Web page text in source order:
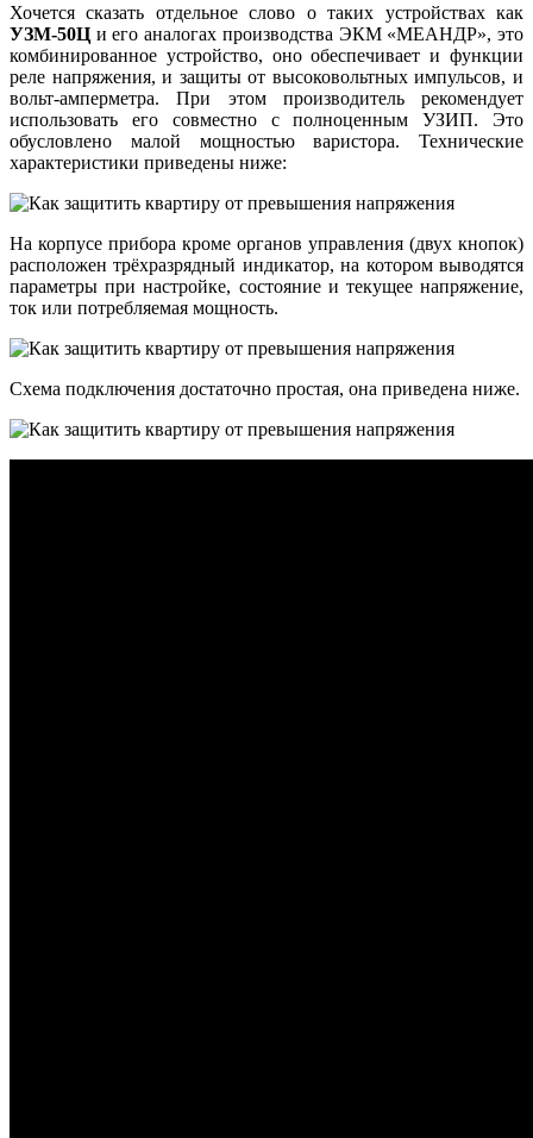
Хочется сказать отдельное слово о таких устройствах как
УЗМ-50Ц и его аналогах производства ЭКМ «МЕАНДР», это
комбинированное устройство, оно обеспечивает и функции
реле напряжения, и защиты от высоковольтных импульсов, и
вольт-амперметра. При этом производитель рекомендует
использовать его совместно с полноценным УЗИП. Это
обусловлено малой мощностью варистора. Технические
характеристики приведены ниже:
На корпусе прибора кроме органов управления (двух кнопок)
расположен трёхразрядный индикатор, на котором выводятся
параметры при настройке, состояние и текущее напряжение,
ток или потребляемая мощность.
Схема подключения достаточно простая, она приведена ниже.